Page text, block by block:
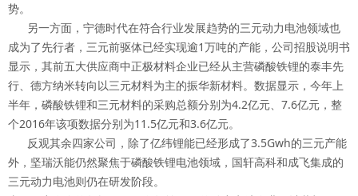
势。
另一方面，宁德时代在符合行业发展趋势的三元动力电池领域也
成为了先行者，三元前驱体已经实现逾1万吨的产能，公司招股说明书
显示，其前五大供应商中正极材料企业已经从主营磷酸铁锂的泰丰先
行、德方纳米转向以三元材料为主的振华新材料。数据显示，今年上
半年，磷酸铁锂和三元材料的采购总额分别为4.2亿元、7.6亿元，整
个2016年该项数据分别为11.5亿元和3.6亿元。
反观其余四家公司，除了亿纬锂能已经形成了3.5Gwh的三元产能
外，坚瑞沃能仍然聚焦于磷酸铁锂电池领域，国轩高科和成飞集成的
三元动力电池则仍在研发阶段。